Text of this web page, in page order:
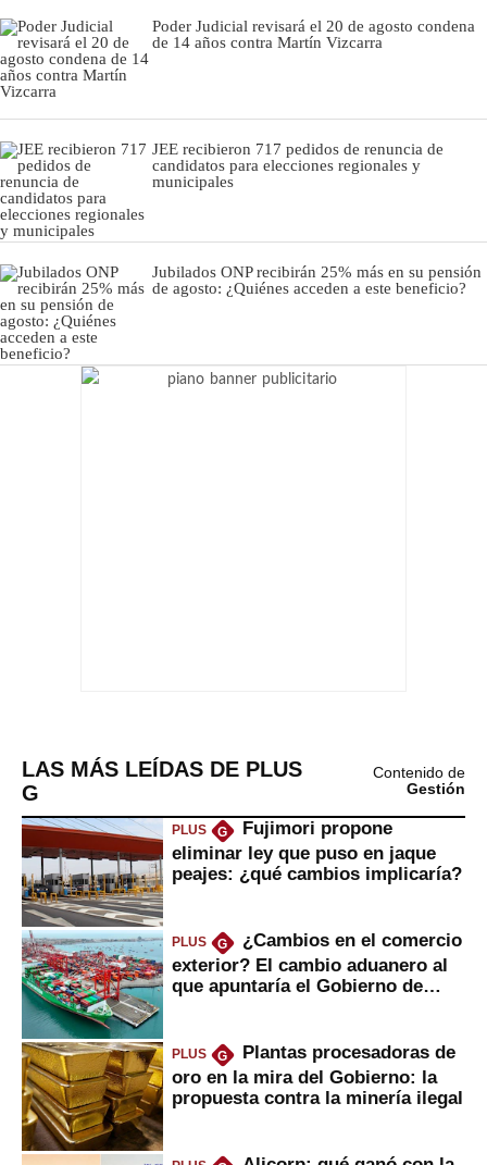
Poder Judicial revisará el 20 de agosto condena
de 14 años contra Martín Vizcarra
JEE recibieron 717 pedidos de renuncia de
candidatos para elecciones regionales y
municipales
Jubilados ONP recibirán 25% más en su pensión
de agosto: ¿Quiénes acceden a este beneficio?
LAS MÁS LEÍDAS DE PLUS
G
Contenido de
Gestión
PLUS G
Fujimori propone
eliminar ley que puso en jaque
peajes: ¿qué cambios implicaría?
PLUS G
¿Cambios en el comercio
exterior? El cambio aduanero al
que apuntaría el Gobierno de
PLUS G
Plantas procesadoras de
oro en la mira del Gobierno: la
propuesta contra la minería ilegal